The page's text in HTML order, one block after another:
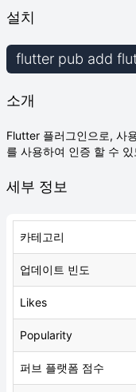
설치
flutter pub add
소개
Flutter 플러그인으로, 사
를 사용하여 인증 할 수
세부 정보
카테고리
업데이트 빈도
Likes
Popularity
퍼브 플랫폼 점수